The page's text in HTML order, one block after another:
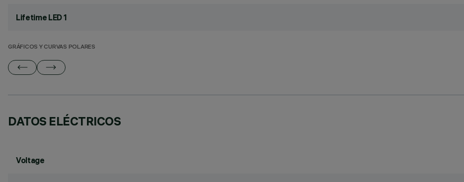
Lifetime LED 1
GRÁFICOS Y CURVAS POLARES
DATOS ELÉCTRICOS
Voltage